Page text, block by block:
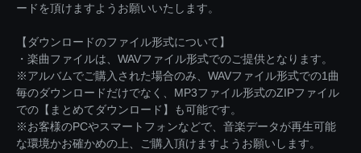
ードを頂けますようお願いいたします。
【ダウンロードのファイル形式について】
・楽曲ファイルは、WAVファイル形式でのご提供となります。
※アルバムでご購入された場合のみ、WAVファイル形式での1曲
毎のダウンロードだけでなく、MP3ファイル形式のZIPファイル
での【まとめてダウンロード】も可能です。
※お客様のPCやスマートフォンなどで、音楽データが再生可能
な環境かお確かめの上、ご購入頂けますようお願いします。